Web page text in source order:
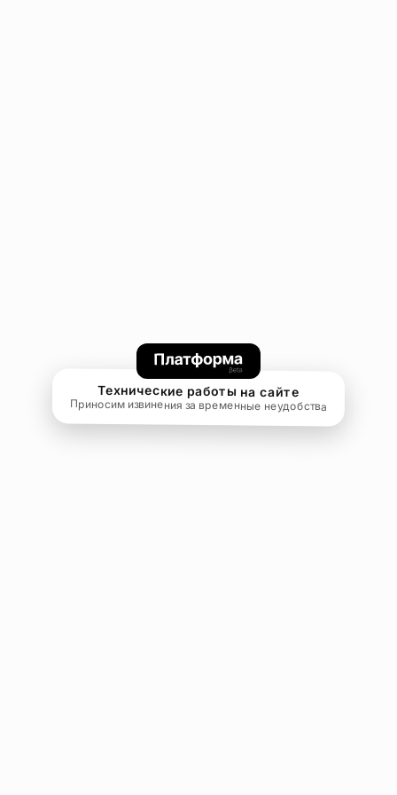
Технические работы на сайте
Приносим извинения за временные неудобства